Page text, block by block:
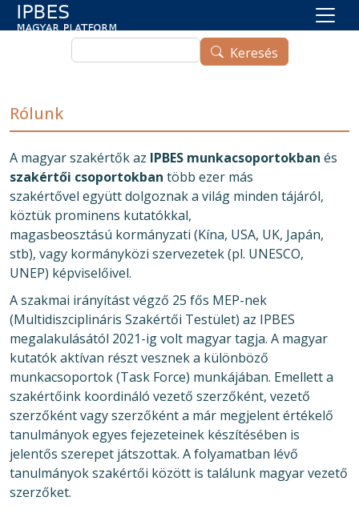
Ugrás a tartalomra
Keresés
Rólunk
A magyar szakértők az IPBES munkacsoportokban és
szakértői csoportokban több ezer más
szakértővel együtt dolgoznak a világ minden tájáról,
köztük prominens kutatókkal,
magasbeosztású kormányzati (Kína, USA, UK, Japán,
stb), vagy kormányközi szervezetek (pl. UNESCO,
UNEP) képviselőivel.
A szakmai irányítást végző 25 fős MEP-nek
(Multidiszciplináris Szakértői Testület) az IPBES
megalakulásától 2021-ig volt magyar tagja. A magyar
kutatók aktívan részt vesznek a különböző
munkacsoportok (Task Force) munkájában. Emellett a
szakértőink koordináló vezető szerzőként, vezető
szerzőként vagy szerzőként a már megjelent értékelő
tanulmányok egyes fejezeteinek készítésében is
jelentős szerepet játszottak. A folyamatban lévő
tanulmányok szakértői között is találunk magyar vezető
szerzőket.